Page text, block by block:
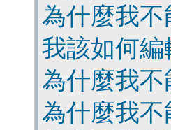
為什麼我
我該如何
為什麼我
為什麼我